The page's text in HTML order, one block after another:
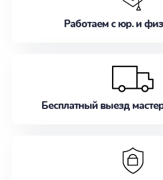
Работаем с юр. и
Бесплатный выезд